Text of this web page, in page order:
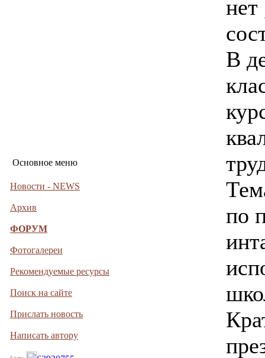
Основное меню
Новости - NEWS
Архив
ФОРУМ
Фотогалереи
Рекомендуемые ресурсы
Поиск на сайте
Прислать новость
Написать автору
нет
В
по